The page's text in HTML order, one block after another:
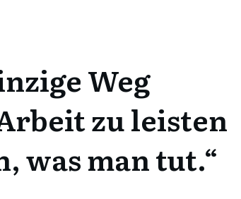
Weg
zu leisten
, was man tut.“